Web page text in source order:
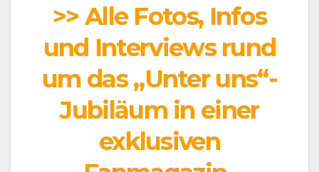
>> Alle Fotos, Infos
und Interviews rund
um das „Unter uns“-
Jubiläum in einer
exklusiven